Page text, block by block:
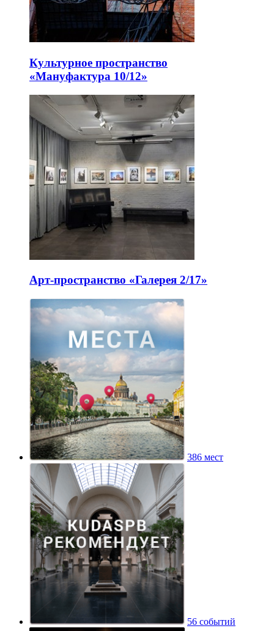
Культурное пространство
«Мануфактура 10/12»
Арт-пространство «Галерея 2/17»
386 мест
56 событий